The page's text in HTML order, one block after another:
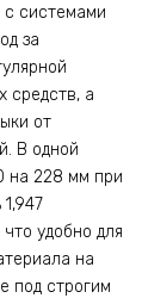
с системами
за
средств, а
от
В одной
на 228 мм при
удобно для
на
под строгим